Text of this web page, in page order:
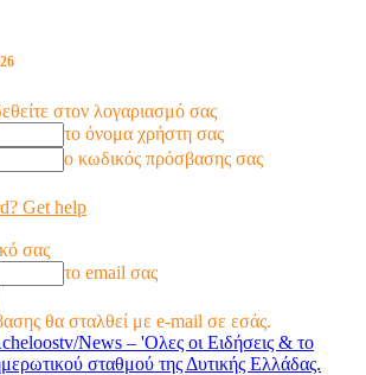
στον λογαριασμό σας
το όνομα χρήστη σας
ο κωδικός πρόσβασης σας
Get help
σας
το email σας
θα σταλθεί με e-mail σε εσάς.
News – 'Ολες οι Ειδήσεις & το
σταθμού της Δυτικής Ελλάδας.